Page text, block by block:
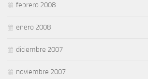
febrero 2008
enero 2008
diciembre 2007
noviembre 2007